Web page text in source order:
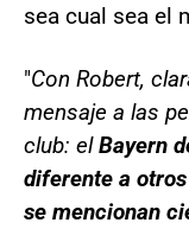
sea cual sea el
"Con Robert,
mensaje a las
club: elBayern
diferente a
se mencionan